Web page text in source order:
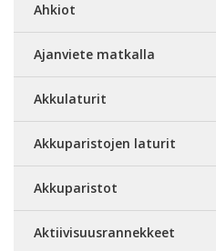
Ahkiot
Ajanviete matkalla
Akkulaturit
Akkuparistojen laturit
Akkuparistot
Aktiivisuusrannekkeet